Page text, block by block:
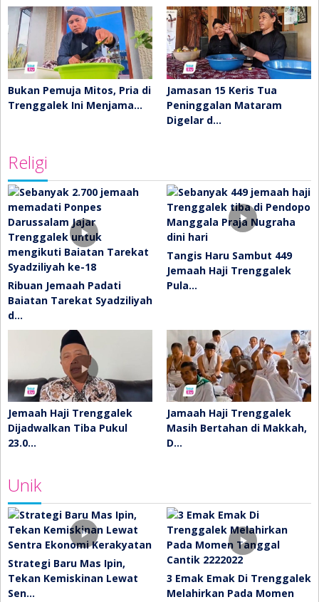
Bukan Pemuja Mitos, Pria di
Trenggalek Ini Menjama…
Jamasan 15 Keris Tua
Peninggalan Mataram
Digelar d…
Religi
Ribuan Jemaah Padati
Baiatan Tarekat Syadziliyah
d…
Tangis Haru Sambut 449
Jemaah Haji Trenggalek
Pula…
Jemaah Haji Trenggalek
Dijadwalkan Tiba Pukul
23.0…
Jamaah Haji Trenggalek
Masih Bertahan di Makkah,
D…
Unik
Strategi Baru Mas Ipin,
Tekan Kemiskinan Lewat
Sen…
3 Emak Emak Di Trenggalek
Melahirkan Pada Momen